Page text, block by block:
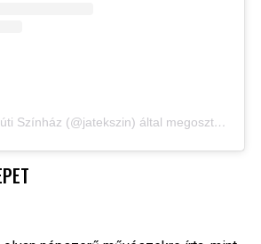
Játékszín Terézkörúti Színház (@jatekszin) által megosztott bejegyzés